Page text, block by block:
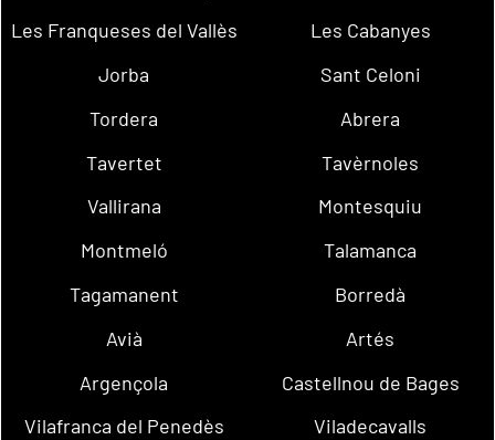
Les Franqueses del Vallès
Les Cabanyes
Jorba
Sant Celoni
Tordera
Abrera
Tavertet
Tavèrnoles
Vallirana
Montesquiu
Montmeló
Talamanca
Tagamanent
Borredà
Avià
Artés
Argençola
Castellnou de Bages
Vilafranca del Penedès
Viladecavalls